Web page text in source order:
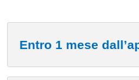
Entro 1 mese